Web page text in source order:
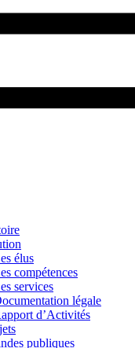
élus
compétences
services
légale
d’Activités
publiques